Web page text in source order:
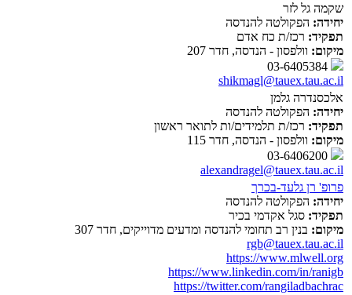
שקמה גל לזר
יחידה: הפקולטה להנדסה
תפקיד: רכז/ת כח אדם
מיקום: וולפסון - הנדסה, חדר 207
shikmagl@tauex.tau.ac.il
אלכסנדרה גלמן
יחידה: הפקולטה להנדסה
תפקיד: רכז/ת תלמידים/ות לתואר ראשון
מיקום: וולפסון - הנדסה, חדר 115
alexandragel@tauex.tau.ac.il
פרופ' רן גלעד-בכרך
יחידה: הפקולטה להנדסה
תפקיד: סגל אקדמי בכיר
מיקום: בנין רב תחומי להנדסה ומדעים מדוייקים, חדר 307
rgb@tauex.tau.ac.il
https://www.mlwell.org
https://www.linkedin.com/in/ranigb
https://twitter.com/rangiladbachrac